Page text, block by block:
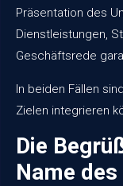
Präsentation des
Dienstleistungen,
Geschäftsrede
In beiden Fällen
Zielen integrieren
Die
Name